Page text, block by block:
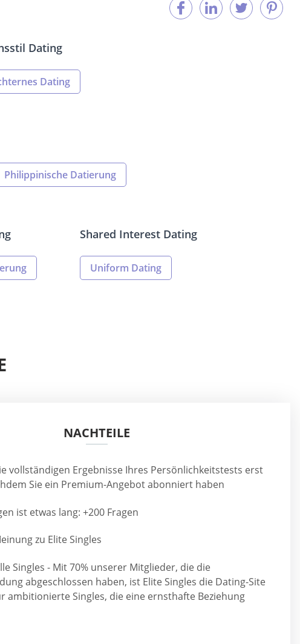
Dating
Dating
Philippinische Datierung
Shared Interest Dating
Uniform Dating
NACHTEILE
vollständigen Ergebnisse Ihres Persönlichkeitstests erst
Sie ein Premium-Angebot abonniert haben
ist etwas lang: +200 Fragen
zu Elite Singles
Singles - Mit 70% unserer Mitglieder, die die
abgeschlossen haben, ist Elite Singles die Dating-Site
ambitionierte Singles, die eine ernsthafte Beziehung